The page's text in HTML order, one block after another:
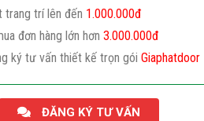
trang trí lên đến 1.000.000đ
đơn hàng lớn hơn 3.000.000đ
ký tư vấn thiết kế trọn gói Giaphatdoor
ĐĂNG KÝ TƯ VẤN